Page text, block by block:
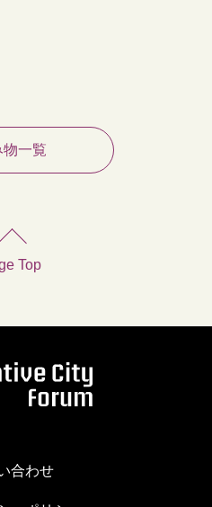
物一覧
Top
合わせ